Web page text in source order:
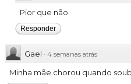
Pior que não
Responder
Gael · 4 semanas atrás
Minha mãe chorou quando